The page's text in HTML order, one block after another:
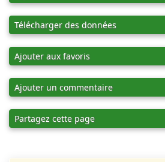
Télécharger des données
Ajouter aux favoris
Ajouter un commentaire
Partagez cette page